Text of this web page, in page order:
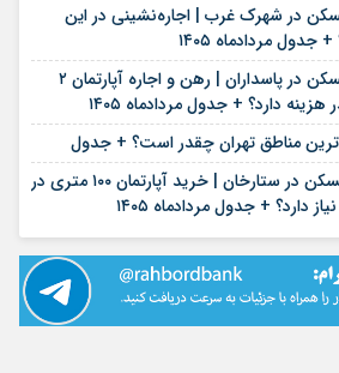
در شهرک غرب | اجاره‌نشینی در این
مردادماه ۱۴۰۵
لیست قیمت اجاره مسکن در پاسداران | رهن و اجاره آپارتمان ۲
دارد؟ + جدول مردادماه ۱۴۰۵
مناطق تهران چقدر است؟ + جدول
لیست قیمت خرید مسکن در ستارخان | خرید آپارتمان ۱۰۰ متری در
دارد؟ + جدول مردادماه ۱۴۰۵